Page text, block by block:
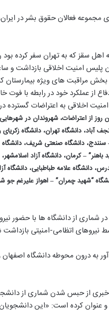
پلیس امنیت اخلاقی بازداشت و
رفته بود به بخش مراقبت های ویژه
از عملکرد خود در رابطه با فوت
اخلاقی به اعتراضات گسترده
شانزدهمین روز از اعتراضات، شهروندان
آباد، دانشگاه تهران، دانشگاه
دانشگاه صنعتی شریف،
باهنر” – کرمان، دانشگاه آزاد
دانشگاه علامه طباطبایی، دانشگاه
“شهید چمران” – اهواز علیرغم
شماری از دانشگاه ها با حضور
نیروهای اتظامی-امنیتی
آور به درون محوطه دانشگاه
از حبس شدن شماری از
۱۶ آذر) خبر داده و عنوان کرده است: